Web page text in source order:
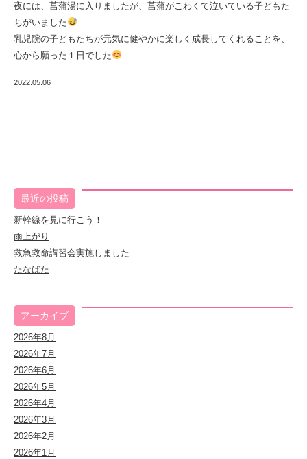
夜には、菖蒲湯に入りましたが、菖蒲がこわくて泣いている子どもた
ちがいました
乳児院の子どもたちが元気に健やかに楽しく成長してくれることを、
心から願った１日でした
2022.05.06
最近の投稿
新幹線を見に行こう！
雨上がり
救急救命講習会実施しました
たなばた
アーカイブ
2026年8月
2026年7月
2026年6月
2026年5月
2026年4月
2026年3月
2026年2月
2026年1月